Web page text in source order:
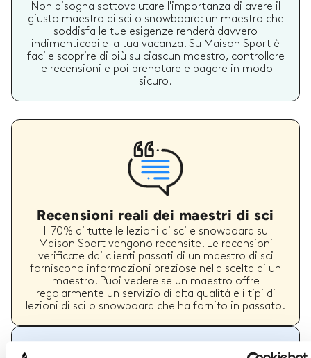
Non bisogna sottovalutare l'importanza di avere il
giusto maestro di sci o snowboard: un maestro che
soddisfa le tue esigenze renderà davvero
indimenticabile la tua vacanza. Su Maison Sport è
facile scoprire di più su ciascun maestro, controllare
le recensioni e poi prenotare e pagare in modo
sicuro.
Recensioni reali dei maestri di sci
Il 70% di tutte le lezioni di sci e snowboard su
Maison Sport vengono recensite. Le recensioni
verificate dai clienti passati di un maestro di sci
forniscono informazioni preziose nella scelta di un
maestro. Puoi vedere se un maestro offre
regolarmente un servizio di alta qualità e i tipi di
lezioni di sci o snowboard che ha fornito in passato.